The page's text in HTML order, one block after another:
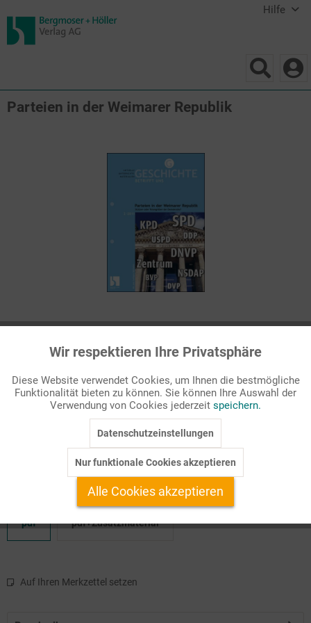
Hilfe
Parteien in der Weimarer Republik
1900-1945
Stützen oder Totengräber der Demokratie?
Welchen Anteil hatten die politischen Parteien am Scheitern der
Weimarer Republik? Welche verfassungsrechtlichen
Rahmenbedingungen begünstigten ...
Verfügbare Produktformate:
pdf pdf+Zusatzmaterial
Auf Ihren Merkzettel setzen
Funktionale Aktiv
Marketing Inaktiv
Inaktiv
Wir respektieren Ihre Privatsphäre
Diese Website verwendet Cookies, um Ihnen die bestmögliche
Funktionalität bieten zu können. Sie können Ihre Auswahl der
Verwendung von Cookies jederzeit speichern.
Datenschutzeinstellungen
Nur funktionale Cookies akzeptieren
Alle Cookies akzeptieren